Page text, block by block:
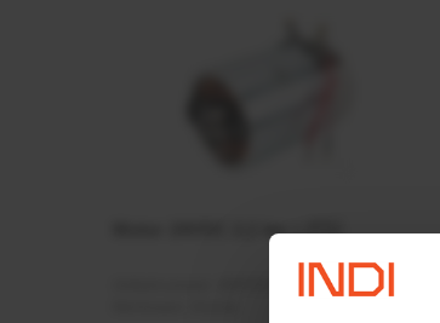
Motor 24VDC 2,2 kw + PTC
MPPDCM24V2200TP